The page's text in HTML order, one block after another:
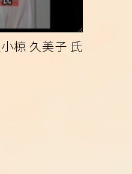
椋 久美子 氏